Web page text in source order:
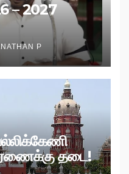
– 2027
P
தடை!